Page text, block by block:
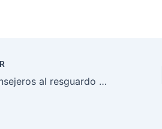
Nuevos consejeros al resguardo de la juventud contra las drogas